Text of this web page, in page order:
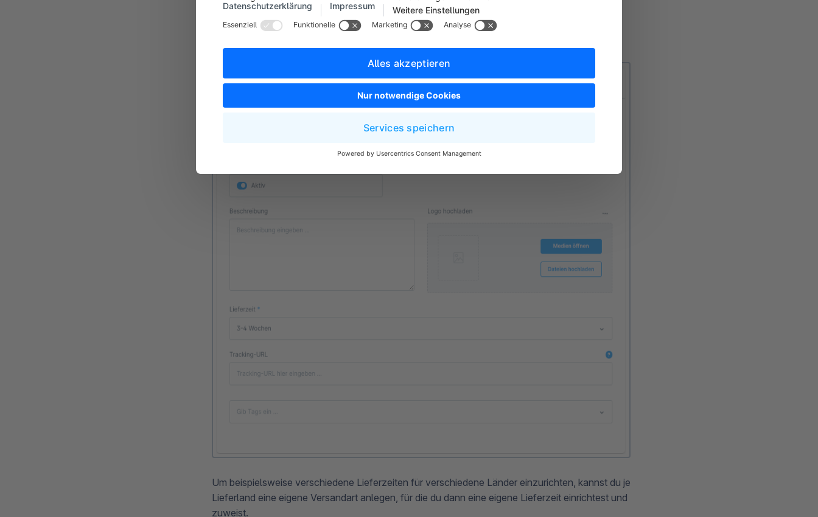
Dies ist besonders nützlich, wenn Sie für verschiedene Länder oder generell für
unterschiedliche Versandarten jeweils eigene Lieferzeiten definieren möchten.
Um beispielsweise verschiedene Lieferzeiten für verschiedene Länder einzurichten, kannst du je
Lieferland eine eigene Versandart anlegen, für die du dann eine eigene Lieferzeit einrichtest und
zuweist.